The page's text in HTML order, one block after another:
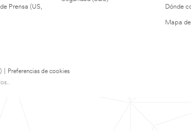
Prensa (US,
Dónde
Mapa
Preferencias de cookies